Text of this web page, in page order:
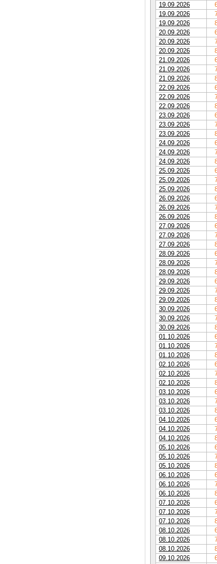
19.09.2026
19.09.2026
19.09.2026
20.09.2026
20.09.2026
20.09.2026
21.09.2026
21.09.2026
21.09.2026
22.09.2026
22.09.2026
22.09.2026
23.09.2026
23.09.2026
23.09.2026
24.09.2026
24.09.2026
24.09.2026
25.09.2026
25.09.2026
25.09.2026
26.09.2026
26.09.2026
26.09.2026
27.09.2026
27.09.2026
27.09.2026
28.09.2026
28.09.2026
28.09.2026
29.09.2026
29.09.2026
29.09.2026
30.09.2026
30.09.2026
30.09.2026
01.10.2026
01.10.2026
01.10.2026
02.10.2026
02.10.2026
02.10.2026
03.10.2026
03.10.2026
03.10.2026
04.10.2026
04.10.2026
04.10.2026
05.10.2026
05.10.2026
05.10.2026
06.10.2026
06.10.2026
06.10.2026
07.10.2026
07.10.2026
07.10.2026
08.10.2026
08.10.2026
08.10.2026
09.10.2026